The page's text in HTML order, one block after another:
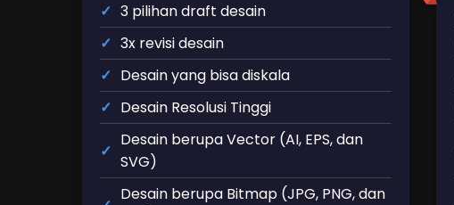
3 pilihan draft desain
3x revisi desain
Desain yang bisa diskala
Desain Resolusi Tinggi
Desain berupa Vector (AI, EPS, dan
SVG)
Desain berupa Bitmap (JPG, PNG, dan